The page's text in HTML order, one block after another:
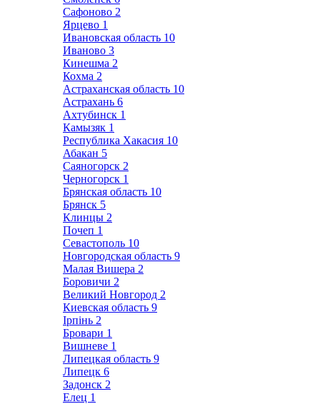
Сафоново 2
Ярцево 1
Ивановская область 10
Иваново 3
Кинешма 2
Кохма 2
Астраханская область 10
Астрахань 6
Ахтубинск 1
Камызяк 1
Республика Хакасия 10
Абакан 5
Саяногорск 2
Черногорск 1
Брянская область 10
Брянск 5
Клинцы 2
Почеп 1
Севастополь 10
Новгородская область 9
Малая Вишера 2
Боровичи 2
Великий Новгород 2
Киевская область 9
Ірпінь 2
Бровари 1
Вишневе 1
Липецкая область 9
Липецк 6
Задонск 2
Елец 1